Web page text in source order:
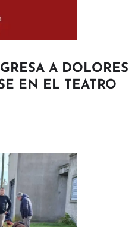
A DOLORES
EN EL TEATRO